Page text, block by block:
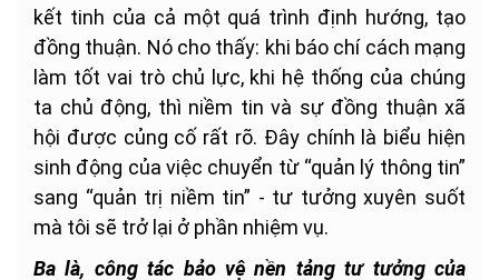
kết tinh của cả một quá trình định hướng, tạo
đồng thuận. Nó cho thấy: khi báo chí cách mạng
làm tốt vai trò chủ lực, khi hệ thống của chúng
ta chủ động, thì niềm tin và sự đồng thuận xã
hội được củng cố rất rõ. Đây chính là biểu hiện
sinh động của việc chuyển từ “quản lý thông tin”
sang “quản trị niềm tin” - tư tưởng xuyên suốt
mà tôi sẽ trở lại ở phần nhiệm vụ.
Ba là, công tác bảo vệ nền tảng tư tưởng của